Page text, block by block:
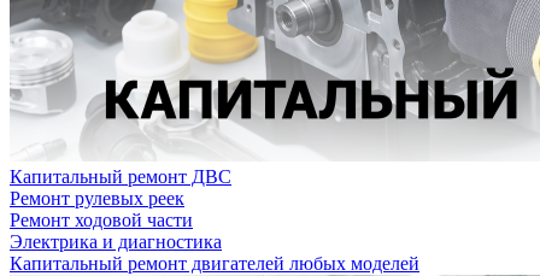
Капитальный ремонт ДВС
Ремонт рулевых реек
Ремонт ходовой части
Электрика и диагностика
Капитальный ремонт двигателей любых моделей